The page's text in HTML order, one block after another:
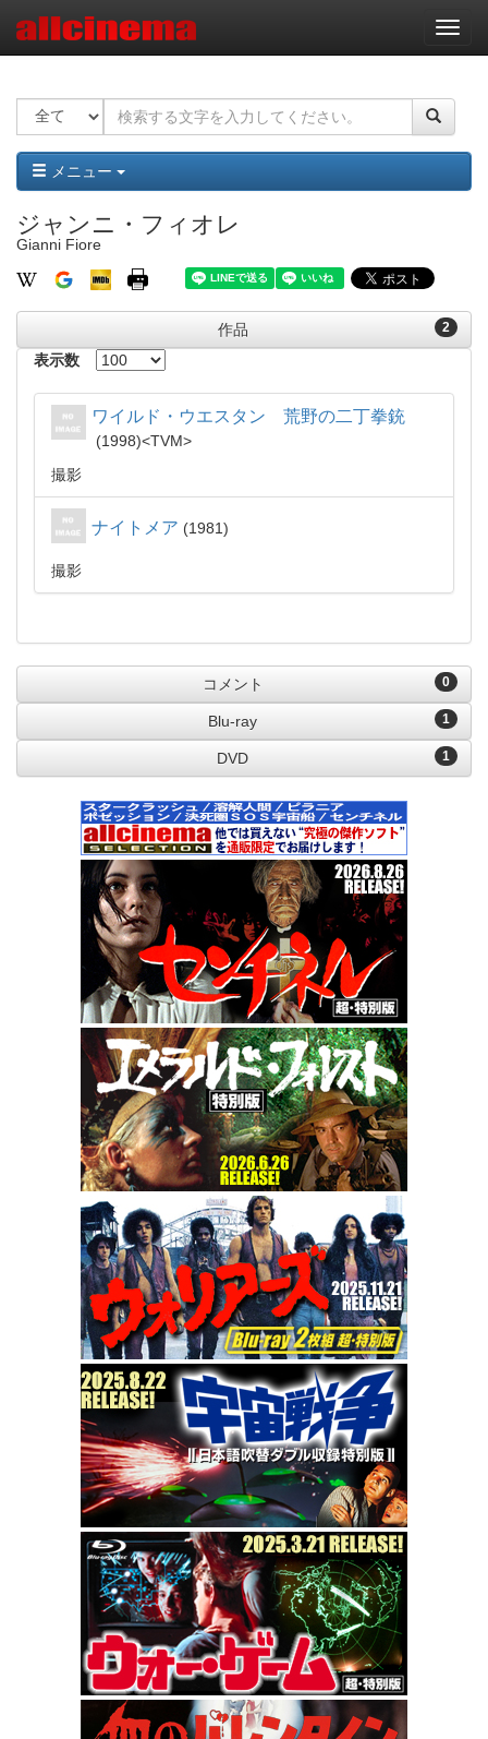
ナ
ビ
ー
ョ
ン
メニュー
ジャンニ・フィオレ
Gianni Fiore
2
作品
表示数
ワイルド・ウエスタン 荒野の二丁拳銃
1998
TVM
撮影
ナイトメア 1981
撮影
0
コメント
1
Blu-ray
1
DVD